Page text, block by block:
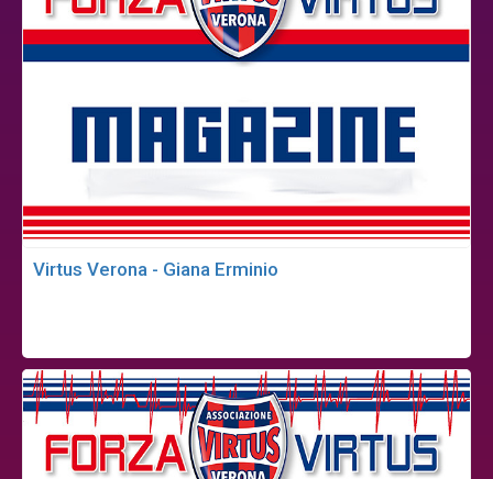
Virtus Verona - Giana Erminio